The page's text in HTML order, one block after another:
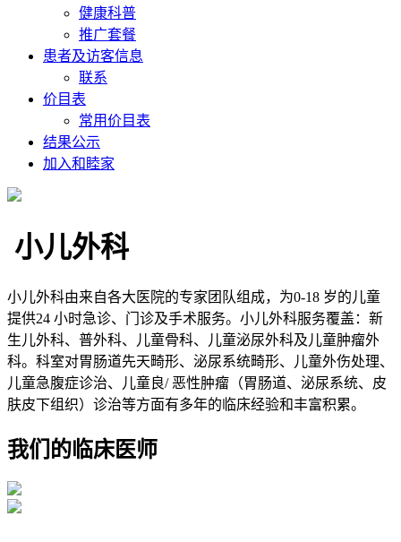
健康科普
推广套餐
患者及访客信息
联系
价目表
常用价目表
结果公示
加入和睦家
小儿外科
小儿外科由来自各大医院的专家团队组成，为0-18 岁的儿童
提供24 小时急诊、门诊及手术服务。小儿外科服务覆盖：新
生儿外科、普外科、儿童骨科、儿童泌尿外科及儿童肿瘤外
科。科室对胃肠道先天畸形、泌尿系统畸形、儿童外伤处理、
儿童急腹症诊治、儿童良/ 恶性肿瘤（胃肠道、泌尿系统、皮
肤皮下组织）诊治等方面有多年的临床经验和丰富积累。
我们的临床医师